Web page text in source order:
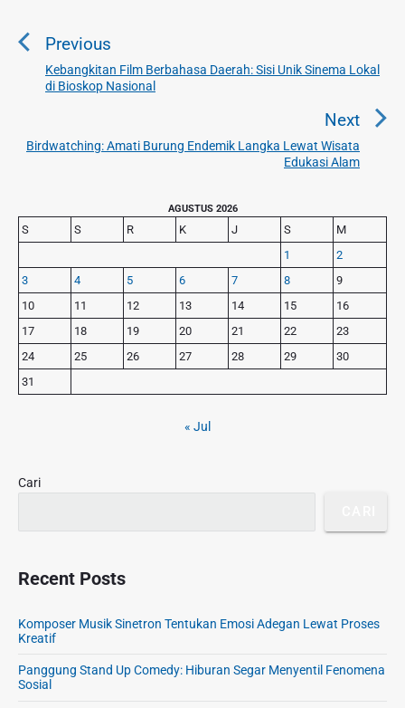
v
s
o
s
Previous
P
r
v
s
t
:
Kebangkitan Film Berbahasa Daerah: Sisi Unik Sinema Lokal
di Bioskop Nasional
Next
N
e
t
p
Birdwatching: Amati Burung Endemik Langka Lewat Wisata
Edukasi Alam
r
i
m
a
r
y
S
d
e
AGUSTUS 2026
S S R K J S
M
1
2
3
4 5 6 7 8
9
10
11 12 13 14 15
16
17
18 19 20 21 22
23
24
25 26 27 28 29
30
31
« Jul
Cari
Recent Posts
Komposer Musik Sinetron Tentukan Emosi Adegan Lewat Proses
Kreatif
Panggung Stand Up Comedy: Hiburan Segar Menyentil Fenomena
Sosial